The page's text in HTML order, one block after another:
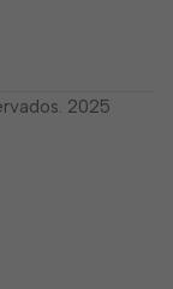
2025